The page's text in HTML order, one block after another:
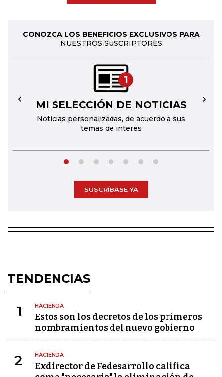
CONOZCA LOS BENEFICIOS EXCLUSIVOS PARA
NUESTROS SUSCRIPTORES
1
MI SELECCIÓN DE NOTICIAS
Noticias personalizadas, de acuerdo a sus
temas de interés
← →
SUSCRÍBASE YA
TENDENCIAS
1 HACIENDA
Estos son los decretos de los primeros
nombramientos del nuevo gobierno
2 HACIENDA
Exdirector de Fedesarrollo califica